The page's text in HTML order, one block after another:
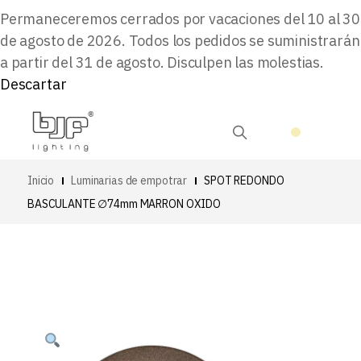
Permaneceremos cerrados por vacaciones del 10 al 30
de agosto de 2026. Todos los pedidos se suministrarán
a partir del 31 de agosto. Disculpen las molestias.
Descartar
Inicio Luminarias de empotrar
SPOT REDONDO
BASCULANTE ∅74mm MARRON OXIDO